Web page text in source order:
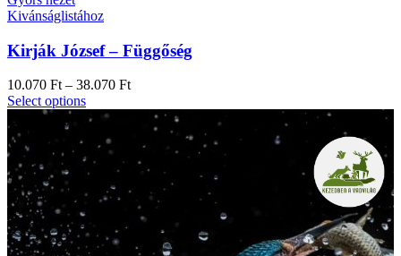
Kivánságlistához
Kirják József – Függőség
10.070 Ft – 38.070 Ft
Select options